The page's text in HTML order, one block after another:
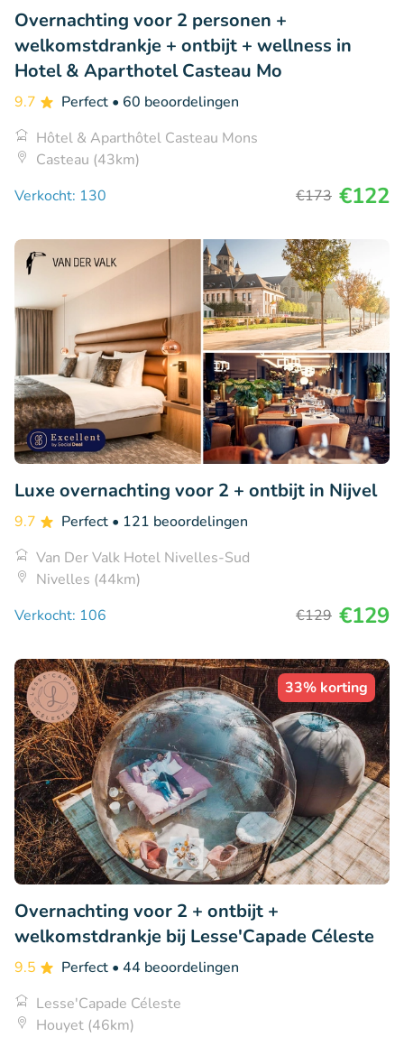
Overnachting voor 2 personen +
welkomstdrankje + ontbijt + wellness in
Hotel & Aparthotel Casteau Mo
9.7 Perfect • 60 beoordelingen
Hôtel & Aparthôtel Casteau Mons
Casteau (43km)
Verkocht: 130
€173 €122
Luxe overnachting voor 2 + ontbijt in Nijvel
9.7 Perfect • 121 beoordelingen
Van Der Valk Hotel Nivelles-Sud
Nivelles (44km)
Verkocht: 106
€129 €129
33% korting
Overnachting voor 2 + ontbijt +
welkomstdrankje bij Lesse'Capade Céleste
9.5 Perfect • 44 beoordelingen
Lesse'Capade Céleste
Houyet (46km)